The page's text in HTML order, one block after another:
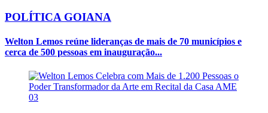
POLÍTICA GOIANA
Welton Lemos reúne lideranças de mais de 70 municípios e
cerca de 500 pessoas em inauguração...
03